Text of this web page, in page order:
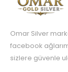
Omar Silver
facebook
sizlere güvenle